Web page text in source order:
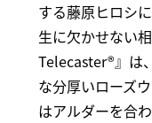
する藤原ヒロシ
生に欠かせない
Telecaster®︎』は
な分厚いローズ
はアルダーを合